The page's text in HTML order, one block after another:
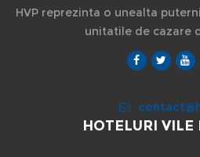
HVP reprezinta o unealta
unitatile de cazare
HOTELURI VILE